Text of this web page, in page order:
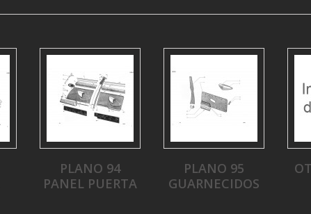
PLANO 94
PANEL PUERTA
PLANO 95
GUARNECIDOS